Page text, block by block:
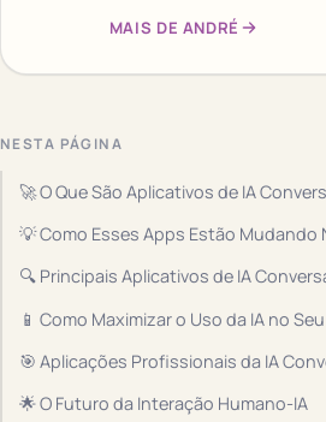
MAIS DE ANDRÉ
NESTA PÁGINA
🚀 O Que São Aplicativos de IA
💡 Como Esses Apps Estão Mudando
🔍 Principais Aplicativos de IA
📱 Como Maximizar o Uso da IA no
🎯 Aplicações Profissionais da IA
🌟 O Futuro da Interação Humano-IA